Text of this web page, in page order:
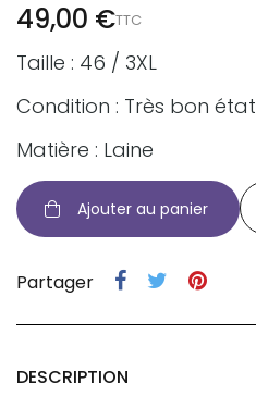
49,00 €TTC
Taille : 46 / 3XL
Condition : Très bon état
Matière : Laine
Ajouter au panier
Partager
DESCRIPTION